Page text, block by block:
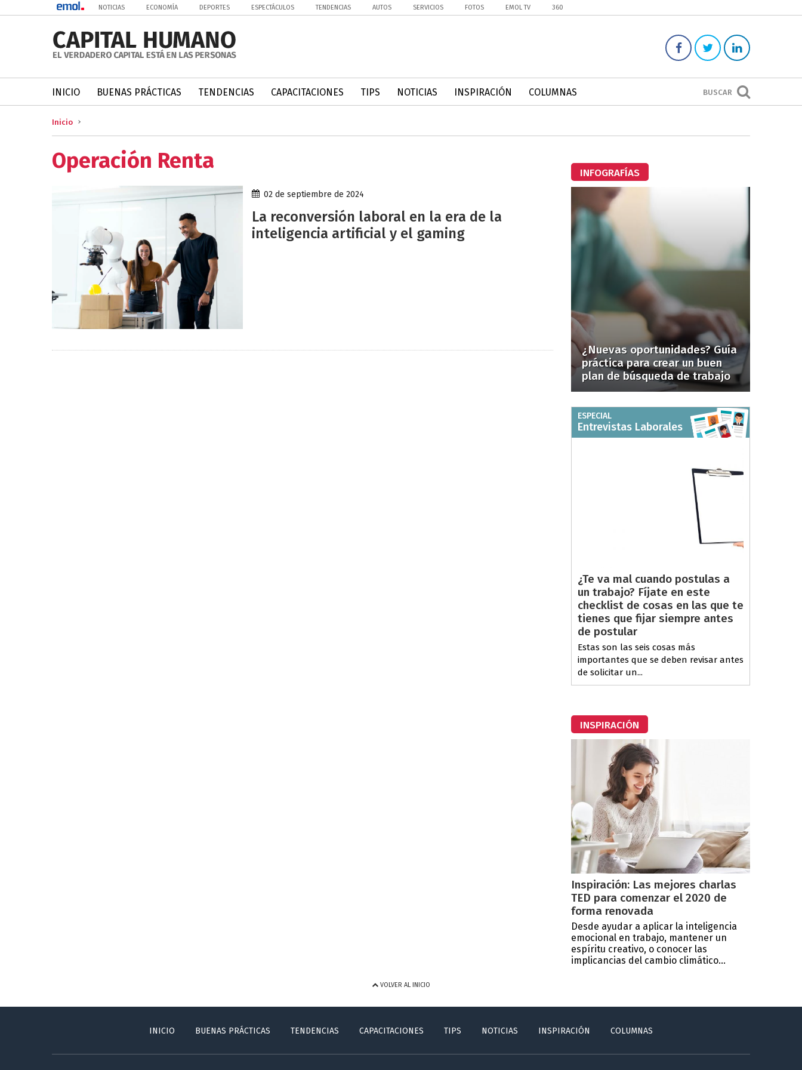
NOTICIAS ECONOMÍA DEPORTES ESPECTÁCULOS TENDENCIAS AUTOS SERVICIOS FOTOS EMOL TV 360
BUSCAR
INICIO BUENAS PRÁCTICAS TENDENCIAS CAPACITACIONES TIPS NOTICIAS INSPIRACIÓN COLUMNAS
Inicio
Operación Renta
02 de septiembre de 2024
La reconversión laboral en la era de la
inteligencia artificial y el gaming
INFOGRAFÍAS
¿Nuevas oportunidades? Guía
práctica para crear un buen
plan de búsqueda de trabajo
ESPECIAL
Entrevistas Laborales
¿Te va mal cuando postulas a
un trabajo? Fíjate en este
checklist de cosas en las que te
tienes que fijar siempre antes
de postular
Estas son las seis cosas más
importantes que se deben revisar antes
de solicitar un...
INSPIRACIÓN
Inspiración: Las mejores charlas
TED para comenzar el 2020 de
forma renovada
Desde ayudar a aplicar la inteligencia
emocional en trabajo, mantener un
espíritu creativo, o conocer las
implicancias del cambio climático...
VOLVER AL INICIO
INICIO BUENAS PRÁCTICAS TENDENCIAS CAPACITACIONES TIPS NOTICIAS INSPIRACIÓN COLUMNAS